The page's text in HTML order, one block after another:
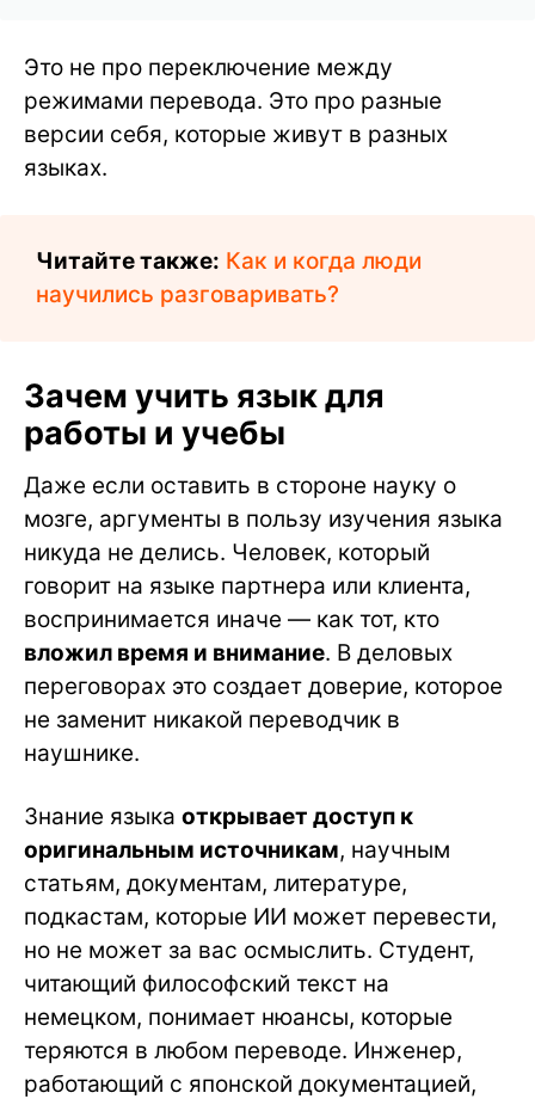
Это не про переключение между
режимами перевода. Это про разные
версии себя, которые живут в разных
языках.
Читайте также: Как и когда люди
научились разговаривать?
Зачем учить язык для
работы и учебы
Даже если оставить в стороне науку о
мозге, аргументы в пользу изучения языка
никуда не делись. Человек, который
говорит на языке партнера или клиента,
воспринимается иначе — как тот, кто
вложил время и внимание. В деловых
переговорах это создает доверие, которое
не заменит никакой переводчик в
наушнике.
Знание языка открывает доступ к
оригинальным источникам, научным
статьям, документам, литературе,
подкастам, которые ИИ может перевести,
но не может за вас осмыслить. Студент,
читающий философский текст на
немецком, понимает нюансы, которые
теряются в любом переводе. Инженер,
работающий с японской документацией,